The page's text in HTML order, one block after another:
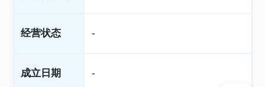
经营状态 -
成立日期 -